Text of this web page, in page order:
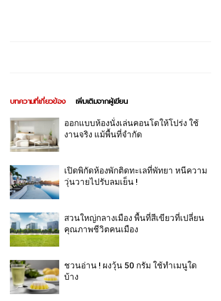
บทความที่เกี่ยวข้อง เพิ่มเติมจากผู้เขียน
ออกแบบห้องนั่งเล่นคอนโดให้โปร่ง ใช้
งานจริง แม้พื้นที่จำกัด
เปิดพิกัดห้องพักติดทะเลที่พัทยา หนีความ
วุ่นวายไปรับลมเย็น !
สวนใหญ่กลางเมือง พื้นที่สีเขียวที่เปลี่ยน
คุณภาพชีวิตคนเมือง
ชวนอ่าน ! ผงวุ้น 50 กรัม ใช้ทำเมนูใด
บ้าง